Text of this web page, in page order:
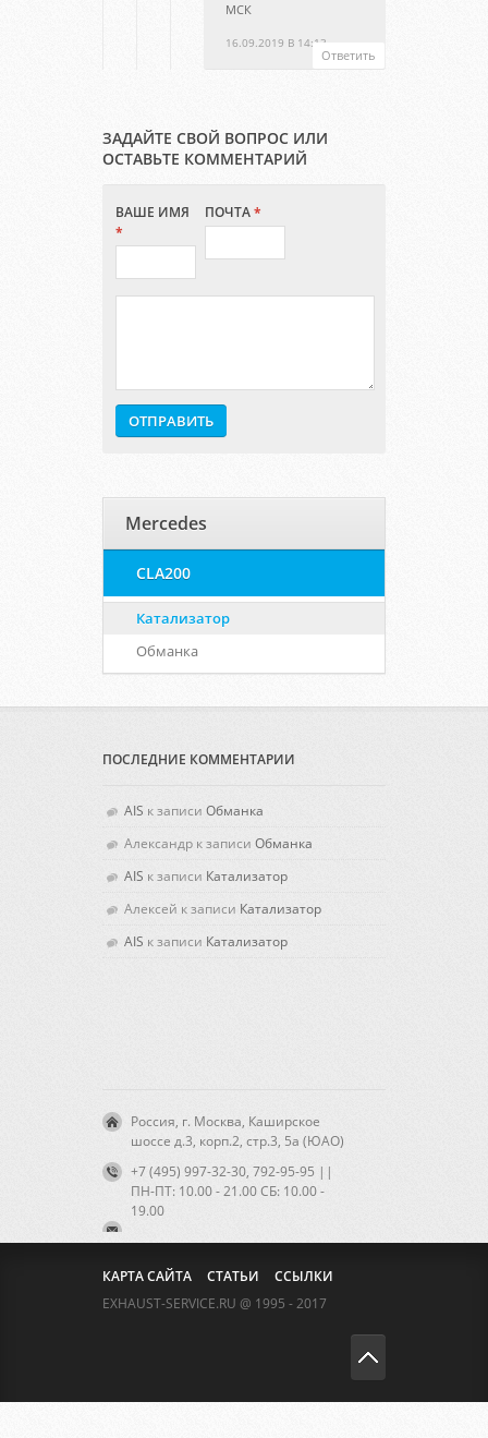
16.09.2019 В 14:13
МСК
Ответить
ЗАДАЙТЕ СВОЙ ВОПРОС ИЛИ
ОСТАВЬТЕ КОММЕНТАРИЙ
ВАШЕ ИМЯ
*
ПОЧТА*
Mercedes
CLA200
Катализатор
Обманка
ПОСЛЕДНИЕ КОММЕНТАРИИ
AIS к записи Обманка
Александр к записи Обманка
AIS к записи Катализатор
Алексей к записи Катализатор
AIS к записи Катализатор
Россия, г. Москва, Каширское
шоссе д.3, корп.2, стр.3, 5а (ЮАО)
+7 (495) 997-32-30, 792-95-95 ||
ПН-ПТ: 10.00 - 21.00 CБ: 10.00 -
19.00
КАРТА САЙТА СТАТЬИ
ССЫЛКИ
EXHAUST-SERVICE.RU @ 1995 - 2017